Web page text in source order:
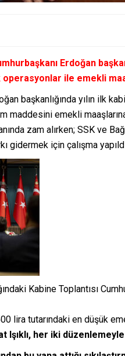
Erdoğan
ile emekli
başkanlığında yılın ilk
maddesini emekli
zam alırken; SSK ve
gidermek için çalışma
Kabine Toplantısı
lira tutarındaki en düşük
Işıklı, her iki